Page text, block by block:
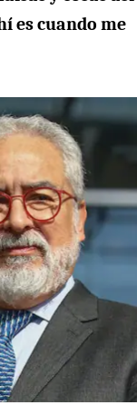
es cuando me